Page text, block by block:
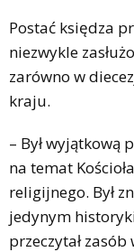
Postać księdza
niezwykle
zarówno w
kraju.
– Był wyjątkową
na temat
religijnego. Był
jedynym
przeczytał